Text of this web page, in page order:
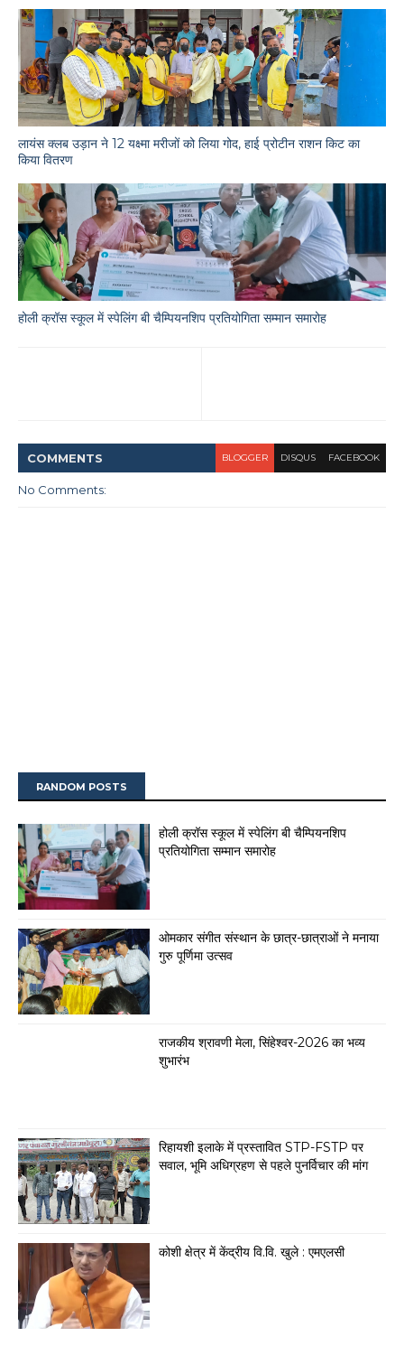
लायंस क्लब उड़ान ने 12 यक्ष्मा मरीजों को लिया गोद, हाई प्रोटीन राशन किट का
किया वितरण
होली क्रॉस स्कूल में स्पेलिंग बी चैम्पियनशिप प्रतियोगिता सम्मान समारोह
COMMENTS BLOGGER DISQUS FACEBOOK
No Comments:
RANDOM POSTS
होली क्रॉस स्कूल में स्पेलिंग बी चैम्पियनशिप
प्रतियोगिता सम्मान समारोह
ओमकार संगीत संस्थान के छात्र-छात्राओं ने मनाया
गुरु पूर्णिमा उत्सव
राजकीय श्रावणी मेला, सिंहेश्वर-2026 का भव्य
शुभारंभ
रिहायशी इलाके में प्रस्तावित STP-FSTP पर
सवाल, भूमि अधिग्रहण से पहले पुनर्विचार की मांग
कोशी क्षेत्र में केंद्रीय वि.वि. खुले : एमएलसी